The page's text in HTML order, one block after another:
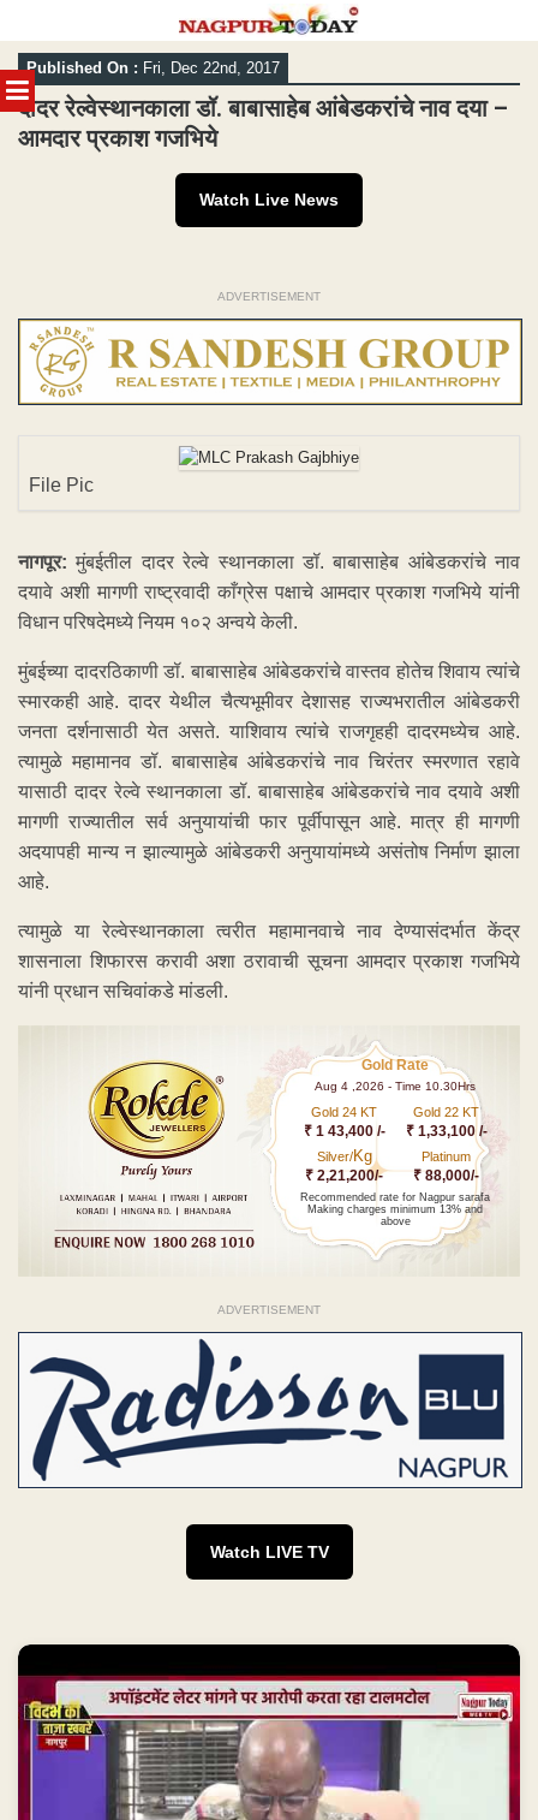
MENU
Skip
to
content
Published On : Fri, Dec 22nd, 2017
दादर रेल्वेस्थानकाला डॉ. बाबासाहेब आंबेडकरांचे नाव दया –
आमदार प्रकाश गजभिये
Watch Live News
ADVERTISEMENT
File Pic
नागपूर: मुंबईतील दादर रेल्वे स्थानकाला डॉ. बाबासाहेब आंबेडकरांचे नाव
दयावे अशी मागणी राष्ट्रवादी काँग्रेस पक्षाचे आमदार प्रकाश गजभिये यांनी
विधान परिषदेमध्ये नियम १०२ अन्वये केली.
मुंबईच्या दादरठिकाणी डॉ. बाबासाहेब आंबेडकरांचे वास्तव होतेच शिवाय त्यांचे
स्मारकही आहे. दादर येथील चैत्यभूमीवर देशासह राज्यभरातील आंबेडकरी
जनता दर्शनासाठी येत असते. याशिवाय त्यांचे राजगृहही दादरमध्येच आहे.
त्यामुळे महामानव डॉ. बाबासाहेब आंबेडकरांचे नाव चिरंतर स्मरणात रहावे
यासाठी दादर रेल्वे स्थानकाला डॉ. बाबासाहेब आंबेडकरांचे नाव दयावे अशी
मागणी राज्यातील सर्व अनुयायांची फार पूर्वीपासून आहे. मात्र ही मागणी
अदयापही मान्य न झाल्यामुळे आंबेडकरी अनुयायांमध्ये असंतोष निर्माण झाला
आहे.
त्यामुळे या रेल्वेस्थानकाला त्वरीत महामानवाचे नाव देण्यासंदर्भात केंद्र
शासनाला शिफारस करावी अशा ठरावाची सूचना आमदार प्रकाश गजभिये
यांनी प्रधान सचिवांकडे मांडली.
Gold Rate
Aug 4 ,2026 - Time 10.30Hrs
Gold 24 KT
₹ 1 43,400 /-
Gold 22 KT
₹ 1,33,100 /-
Silver/Kg
₹ 2,21,200/-
Platinum
₹ 88,000/-
Recommended rate for Nagpur sarafa
Making charges minimum 13% and
above
ADVERTISEMENT
Watch LIVE TV